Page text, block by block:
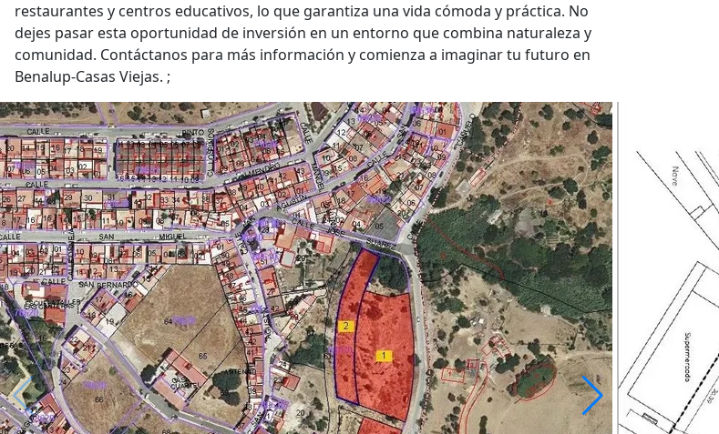
restaurantes y centros educativos, lo que garantiza una vida cómoda y práctica. No
dejes pasar esta oportunidad de inversión en un entorno que combina naturaleza y
comunidad. Contáctanos para más información y comienza a imaginar tu futuro en
Benalup-Casas Viejas. ;